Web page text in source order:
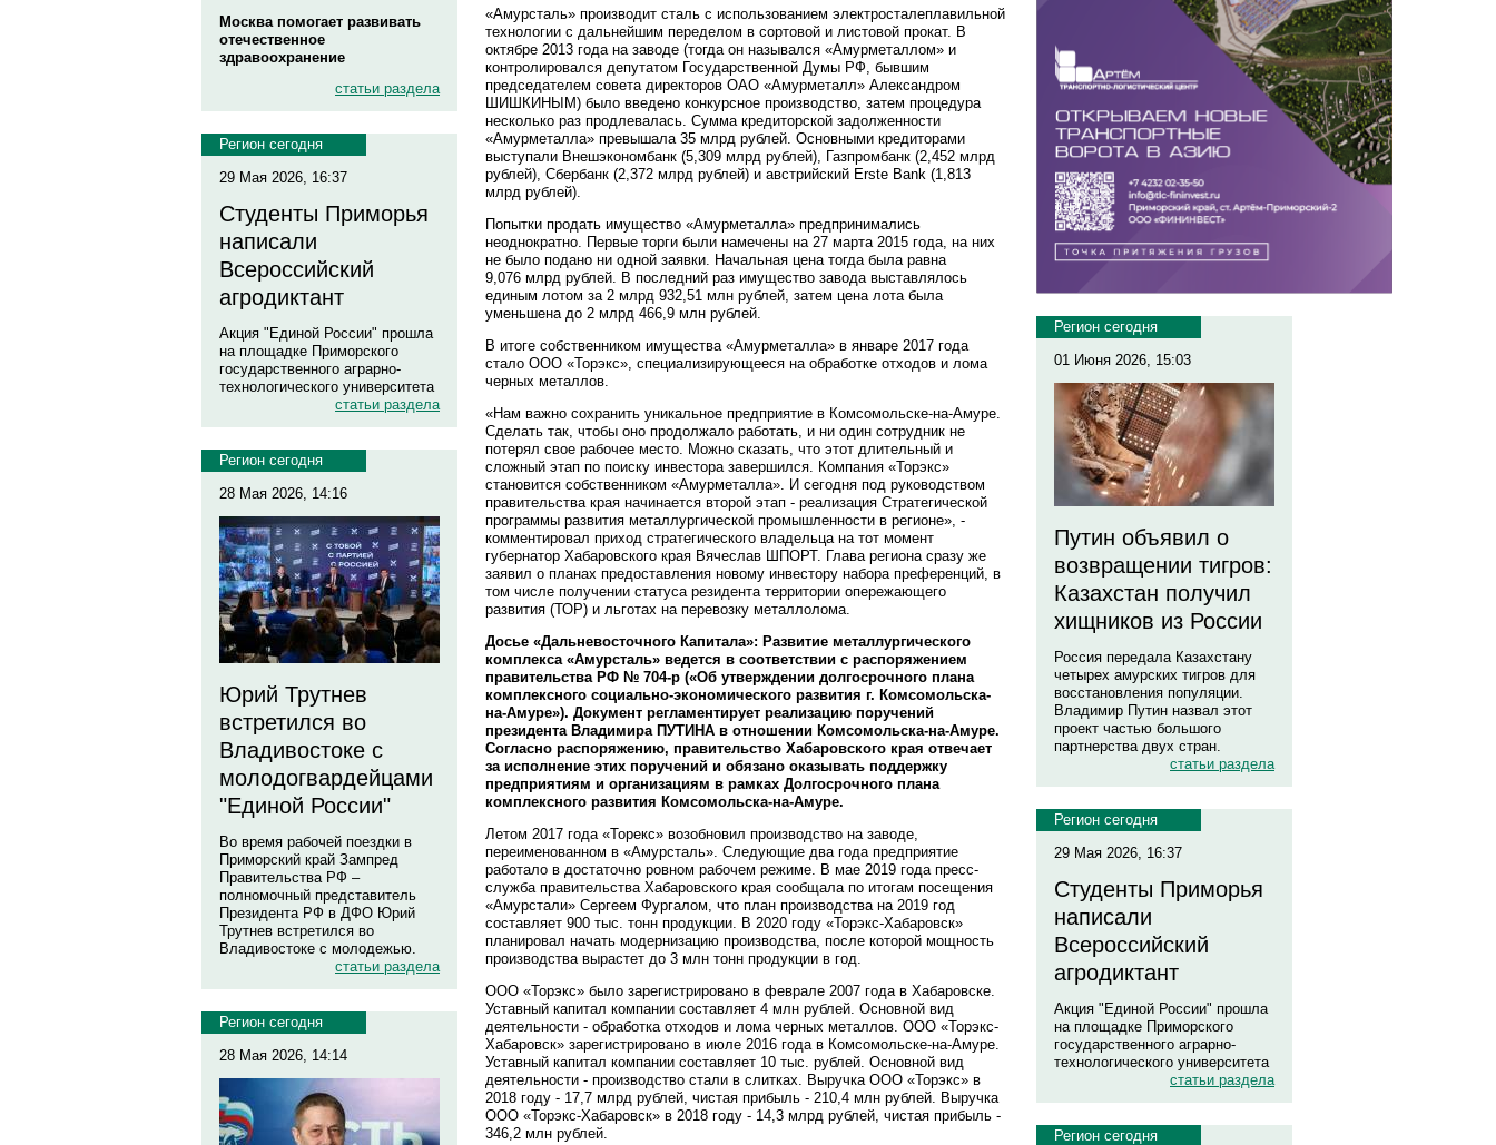
Москва помогает развивать
отечественное
здравоохранение
статьи раздела
Регион сегодня
29 Мая 2026, 16:37
Студенты Приморья
написали
Всероссийский
агродиктант
Акция "Единой России" прошла
на площадке Приморского
государственного аграрно-
технологического университета
статьи раздела
Регион сегодня
28 Мая 2026, 14:16
Юрий Трутнев
встретился во
Владивостоке с
молодогвардейцами
"Единой России"
Во время рабочей поездки в
Приморский край Зампред
Правительства РФ –
полномочный представитель
Президента РФ в ДФО Юрий
Трутнев встретился во
Владивостоке с молодежью.
статьи раздела
Регион сегодня
28 Мая 2026, 14:14
«Амурсталь» производит сталь с использованием электросталеплавильной
технологии с дальнейшим переделом в сортовой и листовой прокат. В
октябре 2013 года на заводе (тогда он назывался «Амурметаллом» и
контролировался депутатом Государственной Думы РФ, бывшим
председателем совета директоров ОАО «Амурметалл» Александром
ШИШКИНЫМ) было введено конкурсное производство, затем процедура
несколько раз продлевалась. Сумма кредиторской задолженности
«Амурметалла» превышала 35 млрд рублей. Основными кредиторами
выступали Внешэкономбанк (5,309 млрд рублей), Газпромбанк (2,452 млрд
рублей), Сбербанк (2,372 млрд рублей) и австрийский Erste Bank (1,813
млрд рублей).
Попытки продать имущество «Амурметалла» предпринимались
неоднократно. Первые торги были намечены на 27 марта 2015 года, на них
не было подано ни одной заявки. Начальная цена тогда была равна
9,076 млрд рублей. В последний раз имущество завода выставлялось
единым лотом за 2 млрд 932,51 млн рублей, затем цена лота была
уменьшена до 2 млрд 466,9 млн рублей.
В итоге собственником имущества «Амурметалла» в январе 2017 года
стало ООО «Торэкс», специализирующееся на обработке отходов и лома
черных металлов.
«Нам важно сохранить уникальное предприятие в Комсомольске-на-Амуре.
Сделать так, чтобы оно продолжало работать, и ни один сотрудник не
потерял свое рабочее место. Можно сказать, что этот длительный и
сложный этап по поиску инвестора завершился. Компания «Торэкс»
становится собственником «Амурметалла». И сегодня под руководством
правительства края начинается второй этап - реализация Стратегической
программы развития металлургической промышленности в регионе», -
комментировал приход стратегического владельца на тот момент
губернатор Хабаровского края Вячеслав ШПОРТ. Глава региона сразу же
заявил о планах предоставления новому инвестору набора преференций, в
том числе получении статуса резидента территории опережающего
развития (ТОР) и льготах на перевозку металлолома.
Досье «Дальневосточного Капитала»: Развитие металлургического
комплекса «Амурсталь» ведется в соответствии с распоряжением
правительства РФ № 704-р («Об утверждении долгосрочного плана
комплексного социально-экономического развития г. Комсомольска-
на-Амуре»). Документ регламентирует реализацию поручений
президента Владимира ПУТИНА в отношении Комсомольска-на-Амуре.
Согласно распоряжению, правительство Хабаровского края отвечает
за исполнение этих поручений и обязано оказывать поддержку
предприятиям и организациям в рамках Долгосрочного плана
комплексного развития Комсомольска-на-Амуре.
Летом 2017 года «Торекс» возобновил производство на заводе,
переименованном в «Амурсталь». Следующие два года предприятие
работало в достаточно ровном рабочем режиме. В мае 2019 года пресс-
служба правительства Хабаровского края сообщала по итогам посещения
«Амурстали» Сергеем Фургалом, что план производства на 2019 год
составляет 900 тыс. тонн продукции. В 2020 году «Торэкс-Хабаровск»
планировал начать модернизацию производства, после которой мощность
производства вырастет до 3 млн тонн продукции в год.
ООО «Торэкс» было зарегистрировано в феврале 2007 года в Хабаровске.
Уставный капитал компании составляет 4 млн рублей. Основной вид
деятельности - обработка отходов и лома черных металлов. ООО «Торэкс-
Хабаровск» зарегистрировано в июле 2016 года в Комсомольске-на-Амуре.
Уставный капитал компании составляет 10 тыс. рублей. Основной вид
деятельности - производство стали в слитках. Выручка ООО «Торэкс» в
2018 году - 17,7 млрд рублей, чистая прибыль - 210,4 млн рублей. Выручка
ООО «Торэкс-Хабаровск» в 2018 году - 14,3 млрд рублей, чистая прибыль -
346,2 млн рублей.
Регион сегодня
01 Июня 2026, 15:03
Путин объявил о
возвращении тигров:
Казахстан получил
хищников из России
Россия передала Казахстану
четырех амурских тигров для
восстановления популяции.
Владимир Путин назвал этот
проект частью большого
партнерства двух стран.
статьи раздела
Регион сегодня
29 Мая 2026, 16:37
Студенты Приморья
написали
Всероссийский
агродиктант
Акция "Единой России" прошла
на площадке Приморского
государственного аграрно-
технологического университета
статьи раздела
Регион сегодня